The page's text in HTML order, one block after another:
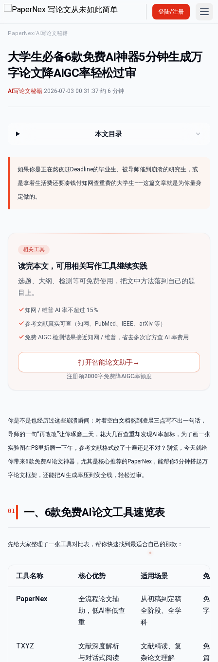
登陆/注册
PaperNex/AI写论文秘籍
大学生必备6款免费AI神器5分钟生成万
字论文降AIGC率轻松过审
AI写论文秘籍·2026-07-03 00:31:37·约 6 分钟
本文目录
如果你是正在熬夜赶Deadline的毕业生、被导师催到崩溃的研究生，或
是拿着生活费还要凑钱付知网查重费的大学生——这篇文章就是为你量身
定做的。
相关工具
读完本文，可用相关写作工具继续实践
选题、大纲、检测等可免费使用，把文中方法落到自己的题
目上。
知网 / 维普 AI 率不超过 15%
参考文献真实可查（知网、PubMed、IEEE、arXiv 等）
免费 AIGC 检测结果接近知网 / 维普，省去多次官方查 AI 率费用
打开智能论文助手→
注册领2000字免费降AIGC率额度
你是不是也经历过这些崩溃瞬间：对着空白文档熬到凌晨三点写不出一句话，
导师的一句“再改改”让你琢磨三天，花大几百查重却发现AI率超标，为了画一张
实验图在PS里折腾一下午，参考文献格式改了十遍还是不对？别慌，今天就给
你带来6款免费AI论文神器，尤其是核心推荐的PaperNex，能帮你5分钟搭起万
字论文框架，还能把AI生成率压到安全线，轻松过审。
01 一、6款免费AI论文工具速览表
先给大家整理了一张工具对比表，帮你快速找到最适合自己的那款：
工具名称 核心优势 适用场景 免费
PaperNex
全流程论文辅
助，低AI率低查
重
从初稿到定稿
全阶段、全学
科
免费
字初
TXYZ
文献深度解析
与对话式阅读
文献精读、复
杂论文理解
免费
篇文